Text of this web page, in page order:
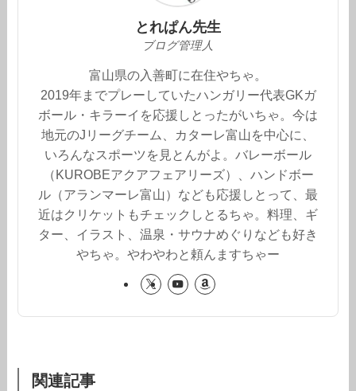
とれぱん先生
ブログ管理人
富山県の入善町に在住やちゃ。
2019年までプレーしていたハンガリー代表GKガ
ボール・キラーイを応援しとったがいちゃ。今は
地元のJリーグチーム、カターレ富山を中心に、
いろんなスポーツを見とんがよ。バレーボール
（KUROBEアクアフェアリーズ）、ハンドボー
ル（アランマーレ富山）なども応援しとって、最
近はクリケットもチェックしとるちゃ。料理、ギ
ター、イラスト、温泉・サウナめぐりなども好き
やちゃ。やわやわと頼んますちゃー
関連記事